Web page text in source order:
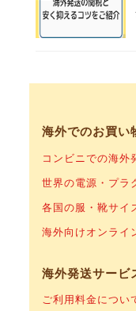
海外でのお買い
コンビニでの海外
世界の電源・プラ
各国の服・靴サイ
海外向けオンラ
海外発送サービ
ご利用料金につい